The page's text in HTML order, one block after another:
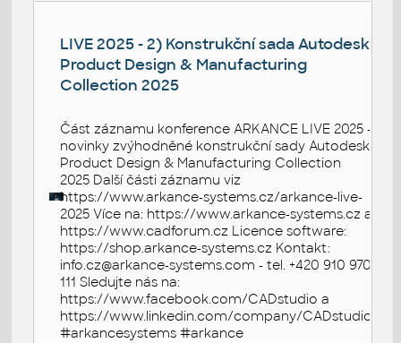
LIVE 2025 - 2) Konstrukční sada Autodesk
Product Design & Manufacturing
Collection 2025
Část záznamu konference ARKANCE LIVE 2025 -
novinky zvýhodněné konstrukční sady Autodesk
Product Design & Manufacturing Collection
2025 Další části záznamu viz
https://www.arkance-systems.cz/arkance-live-
2025 Více na: https://www.arkance-systems.cz a
https://www.cadforum.cz Licence software:
https://shop.arkance-systems.cz Kontakt:
info.cz@arkance-systems.com - tel. +420 910 970
111 Sledujte nás na:
https://www.facebook.com/CADstudio a
https://www.linkedin.com/company/CADstudio
#arkancesystems #arkance